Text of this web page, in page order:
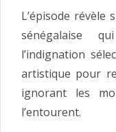
L’épisode
sénégalaise
l’indignation
artistique pour
ignorant les
l’entourent.